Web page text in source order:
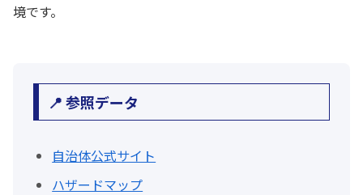
境です。
📍 参照データ
自治体公式サイト
ハザードマップ